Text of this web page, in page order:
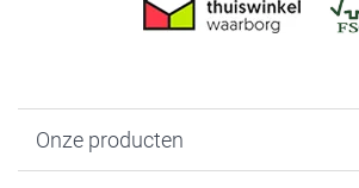
Onze producten